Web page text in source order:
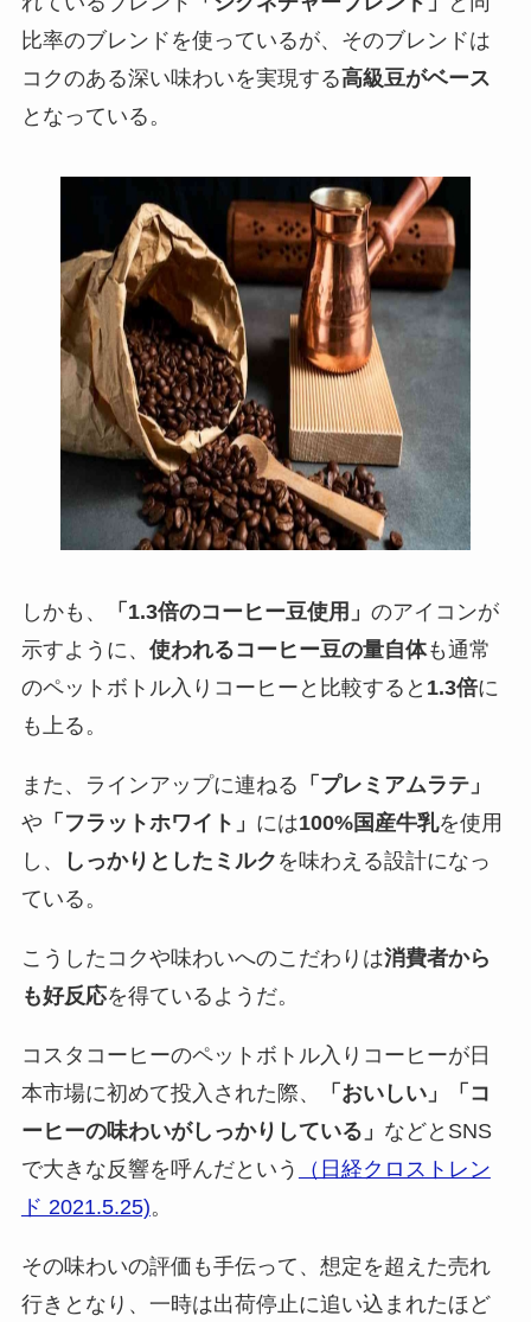
比率のブレンドを使っているが、そのブレンドは
コクのある深い味わいを実現する高級豆がベース
となっている。
しかも、 「1.3倍のコーヒー豆使用」 のアイコンが
示すように、 使われるコーヒー豆の量自体も通常
のペットボトル入りコーヒーと比較すると 1.3倍に
も上る。
また、ラインアップに連ねる 「プレミアムラテ」
や 「フラットホワイト」 には100%国産牛乳を使用
し、
しっかりとしたミルク を味わえる設計になっ
ている。
こうしたコクや味わいへのこだわりは消費者から
も好反応を得ているようだ。
コスタコーヒーのペットボトル入りコーヒーが日
本市場に初めて投入された際、
「おいしい」「コ
ーヒーの味わいがしっかりしている」 などとSNS
で大きな反響を呼んだという
（日経クロストレン
ド 2021.5.25)。
その味わいの評価も手伝って、想定を超えた売れ
行きとなり、一時は出荷停止に追い込まれたほど